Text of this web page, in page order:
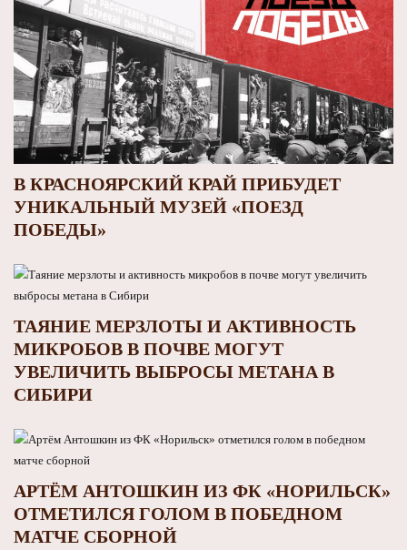
В КРАСНОЯРСКИЙ КРАЙ ПРИБУДЕТ
УНИКАЛЬНЫЙ МУЗЕЙ «ПОЕЗД
ПОБЕДЫ»
ТАЯНИЕ МЕРЗЛОТЫ И АКТИВНОСТЬ
МИКРОБОВ В ПОЧВЕ МОГУТ
УВЕЛИЧИТЬ ВЫБРОСЫ МЕТАНА В
СИБИРИ
АРТЁМ АНТОШКИН ИЗ ФК «НОРИЛЬСК»
ОТМЕТИЛСЯ ГОЛОМ В ПОБЕДНОМ
МАТЧЕ СБОРНОЙ